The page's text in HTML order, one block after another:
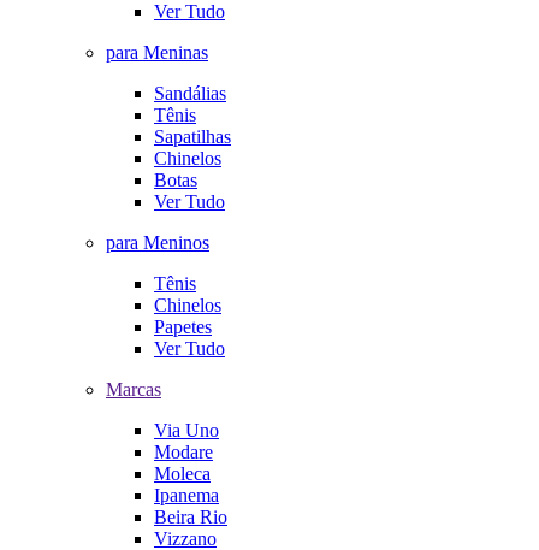
Ver Tudo
para Meninas
Sandálias
Tênis
Sapatilhas
Chinelos
Botas
Ver Tudo
para Meninos
Tênis
Chinelos
Papetes
Ver Tudo
Marcas
Via Uno
Modare
Moleca
Ipanema
Beira Rio
Vizzano